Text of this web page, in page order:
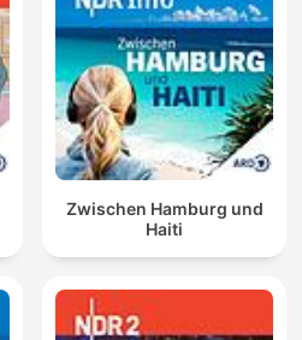
Zwischen Hamburg und
Haiti